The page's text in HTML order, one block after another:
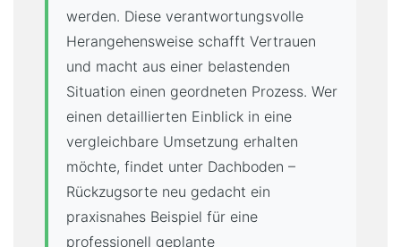
werden. Diese verantwortungsvolle
Herangehensweise schafft Vertrauen
und macht aus einer belastenden
Situation einen geordneten Prozess. Wer
einen detaillierten Einblick in eine
vergleichbare Umsetzung erhalten
möchte, findet unter Dachboden –
Rückzugsorte neu gedacht ein
praxisnahes Beispiel für eine
professionell geplante